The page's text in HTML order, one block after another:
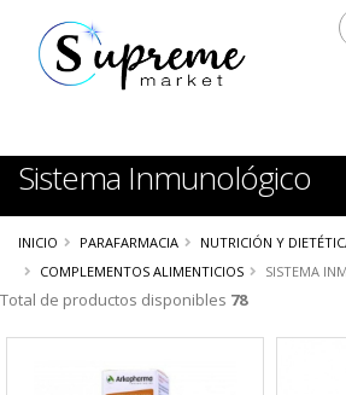
Sistema Inmunológico
INICIO PARAFARMACIA
NUTRICIÓN Y
COMPLEMENTOS ALIMENTICIOS
SISTEMA
Total de productos disponibles 78